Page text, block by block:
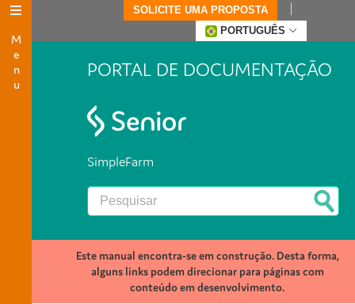
Menu
SOLICITE UMA PROPOSTA
PORTUGUÊS
PORTAL DE DOCUMENTAÇÃO
SimpleFarm
Este manual encontra-se em construção. Desta forma,
alguns links podem direcionar para páginas com
conteúdo em desenvolvimento.